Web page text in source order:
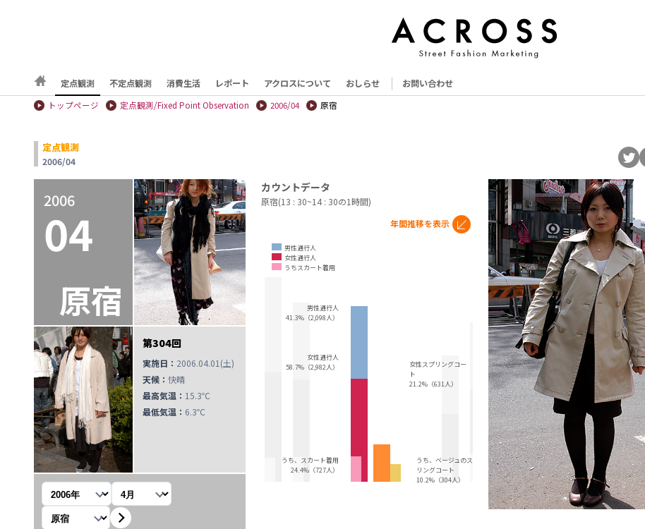
定点観測 不定点観測 消費生活 レポート アクロスについて おしらせ お問い合わせ
トップページ 定点観測/Fixed Point Observation 2006/04 原宿
定点観測
2006/04
2006
04
原宿
第304回
実施日： 2006.04.01(土)
天候： 快晴
最高気温： 15.3℃
最低気温： 6.3℃
年を選択
月を選択
観測地を選択
カウントデータ
原宿(13 : 30~14 : 30の1時間)
男性通行人
女性通行人
うちスカート着用
年間推移を表示
男性通行人
41.3%（2,098人）
女性通行人
58.7%（2,982人）
うち、スカート着用
24.4%（727人）
女性スプリングコー
ト
21.2%（631人）
うち、ベージュのスプ
リングコート
10.2%（304人）